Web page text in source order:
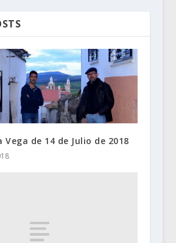
Vega de 14 de Julio de 2018